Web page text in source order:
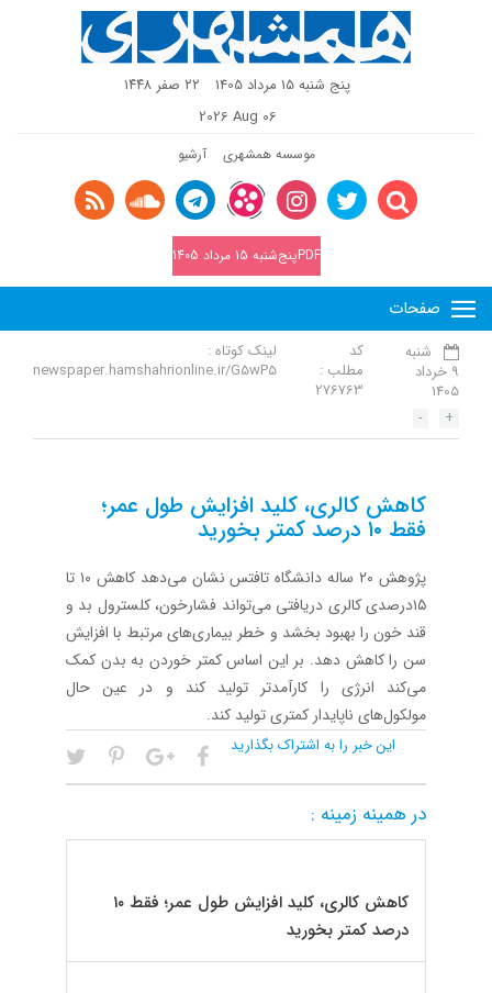
پنج شنبه 15 مرداد 1405
٢٢ صفر ١٤٤٨
2026 Aug 06
موسسه همشهری آرشیو
PDFپنج‌شنبه 15 مرداد 1405
صفحات
شنبه
9 خرداد
1405
کد
مطلب :
276763
لینک کوتاه :
newspaper.hamshahrionline.ir/G5wP5
+
-
کاهش کالری، کلید افزایش طول عمر؛
فقط ۱۰ درصد کمتر بخورید
پژوهش ۲۰ ساله دانشگاه تافتس نشان می‌دهد کاهش ۱۰ تا
۱۵‌درصدی کالری دریافتی می‌تواند فشارخون، کلسترول بد و
قند خون را بهبود بخشد و خطر بیماری‌های مرتبط با افزایش
سن را کاهش دهد. بر این اساس کمتر خوردن به بدن کمک
می‌کند انرژی را کارآمدتر تولید کند و در عین حال
مولکول‌های ناپایدار کمتری تولید کند.
این خبر را به اشتراک بگذارید
در همینه زمینه :
کاهش کالری، کلید افزایش طول عمر؛ فقط ۱۰
درصد کمتر بخورید